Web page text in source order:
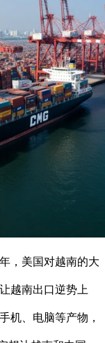
，美国对越南的大
越南出口逆势上
机、电脑等产物，